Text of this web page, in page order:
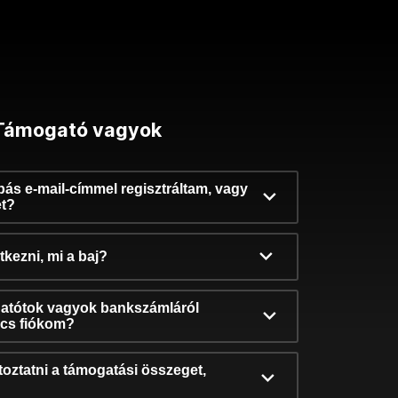
vagyok
e-mail-címmel regisztráltam, vagy
mi a baj?
vagyok bankszámláról
fiókom?
a támogatási összeget,